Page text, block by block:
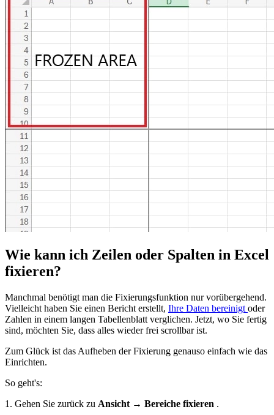
Wie kann ich Zeilen oder Spalten in Excel
fixieren?
Manchmal benötigt man die Fixierungsfunktion nur vorübergehend.
Vielleicht haben Sie einen Bericht erstellt, Ihre Daten bereinigt oder
Zahlen in einem langen Tabellenblatt verglichen. Jetzt, wo Sie fertig
sind, möchten Sie, dass alles wieder frei scrollbar ist.
Zum Glück ist das Aufheben der Fixierung genauso einfach wie das
Einrichten.
So geht's:
1. Gehen Sie zurück zu Ansicht → Bereiche fixieren .